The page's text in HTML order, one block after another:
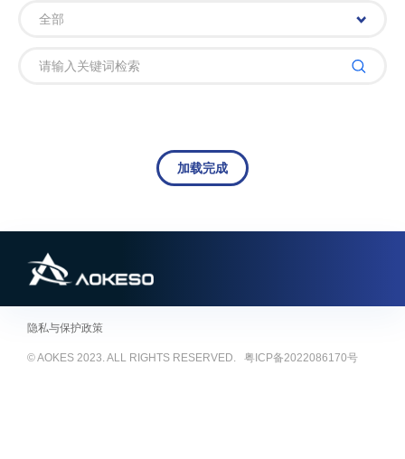
加载完成
隐私与保护政策
© AOKES 2023. ALL RIGHTS RESERVED. 粤ICP备2022086170号